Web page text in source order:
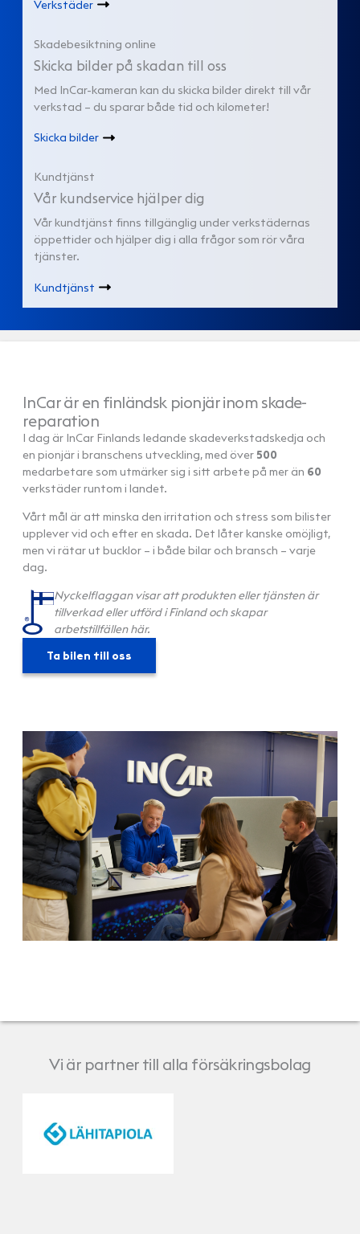
Verkstäder
Skadebesiktning online
Skicka bilder på skadan till oss
Med InCar-kameran kan du skicka bilder direkt till vår
verkstad – du sparar både tid och kilometer!
Skicka bilder
Kundtjänst
Vår kundservice hjälper dig
Vår kundtjänst finns tillgänglig under verkstädernas
öppettider och hjälper dig i alla frågor som rör våra
tjänster.
Kundtjänst
InCar är en finländsk pionjär inom skade­
reparation
I dag är InCar Finlands ledande skadeverkstadskedja och
en pionjär i branschens utveckling, med över 500
medarbetare som utmärker sig i sitt arbete på mer än 60
verkstäder runtom i landet.
Vårt mål är att minska den irritation och stress som bilister
upplever vid och efter en skada. Det låter kanske omöjligt,
men vi rätar ut bucklor – i både bilar och bransch – varje
dag.
Nyckelflaggan visar att produkten eller tjänsten är
tillverkad eller utförd i Finland och skapar
arbetstillfällen här.
Ta bilen till oss
Vi är partner till alla försäkringsbolag
LähiTapiola